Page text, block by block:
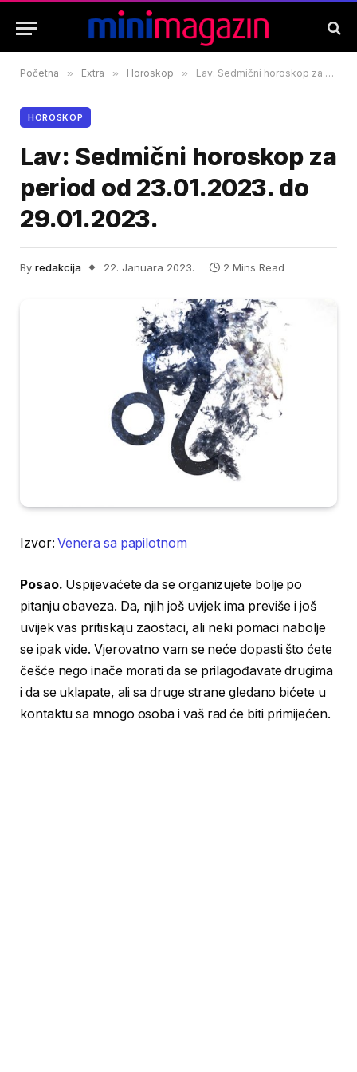
Početna » Extra » Horoskop » Lav: Sedmični horoskop za period od 23.01.2023. do 29.01.2023.
HOROSKOP
Lav: Sedmični horoskop za
period od 23.01.2023. do
29.01.2023.
By redakcija 22. Januara 2023. 2 Mins Read
Izvor:Venera sa papilotnom
Posao. Uspijevaćete da se organizujete bolje po
pitanju obaveza. Da, njih još uvijek ima previše i još
uvijek vas pritiskaju zaostaci, ali neki pomaci nabolje
se ipak vide. Vjerovatno vam se neće dopasti što ćete
češće nego inače morati da se prilagođavate drugima
i da se uklapate, ali sa druge strane gledano bićete u
kontaktu sa mnogo osoba i vaš rad će biti primijećen.